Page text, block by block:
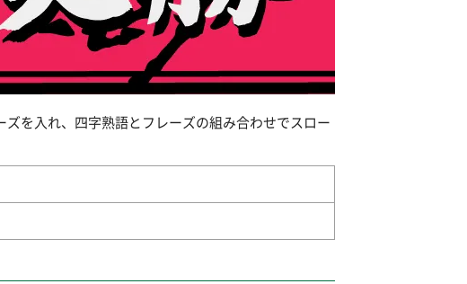
を入れ、四字熟語とフレーズの組み合わせでスロー